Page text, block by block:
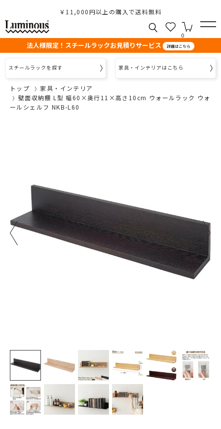
￥11,000円以上の購入で送料無料
0
法人様限定！スチールラックお見積りサービス 詳細はこちら
スチールラックを探す 家具・インテリアはこちら
トップ
家具・インテリア
壁面収納棚 L型 幅60×奥行11×高さ10cm ウォールラック ウォ
ールシェルフ NKB-L60